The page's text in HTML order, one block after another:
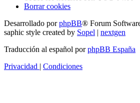
Borrar cookies
Desarrollado porphpBB® Forum
saphic style created by Sopel | nextgen
Traducción al español porphpBB España
Privacidad | Condiciones